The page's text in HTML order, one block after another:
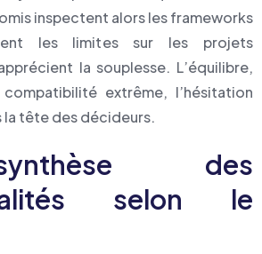
inspectent alors les frameworks
les limites sur les projets
la souplesse. L’équilibre,
extrême, l’hésitation
tête des décideurs.
des
selon le